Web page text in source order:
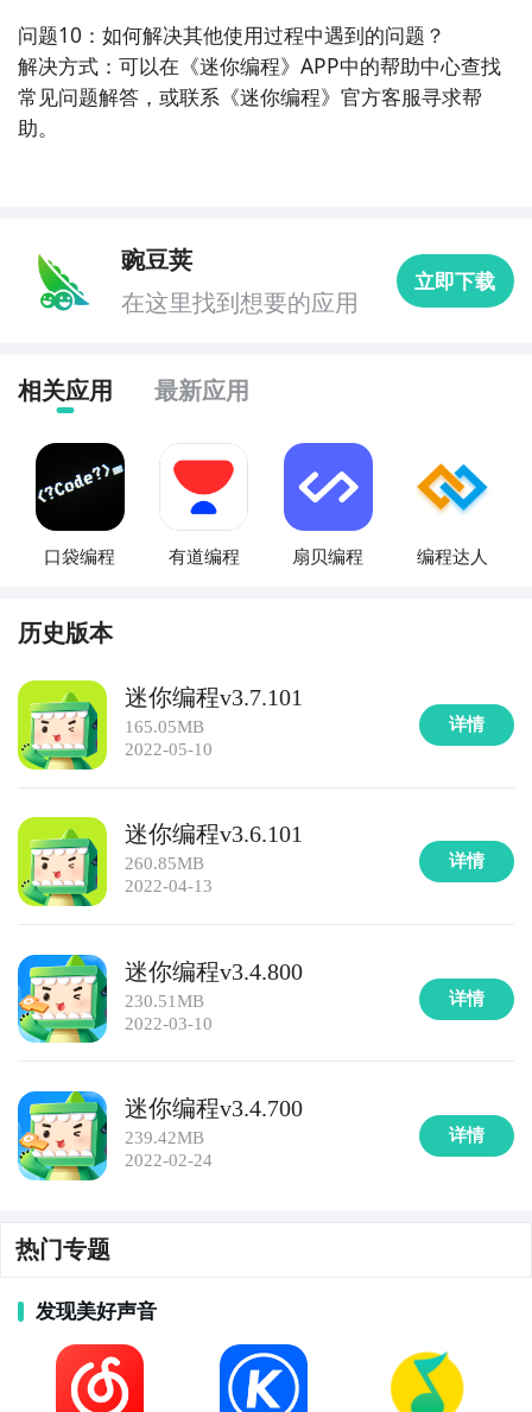
问题10：如何解决其他使用过程中遇到的问题？
解决方式：可以在《迷你编程》APP中的帮助中心查找
常见问题解答，或联系《迷你编程》官方客服寻求帮
助。
豌豆荚
在这里找到想要的应用
立即下载
相关应用 最新应用
口袋编程 有道编程 扇贝编程 编程达人
历史版本
迷你编程v3.7.101
165.05MB
2022-05-10
详情
迷你编程v3.6.101
260.85MB
2022-04-13
详情
迷你编程v3.4.800
230.51MB
2022-03-10
详情
迷你编程v3.4.700
239.42MB
2022-02-24
详情
热门专题
发现美好声音